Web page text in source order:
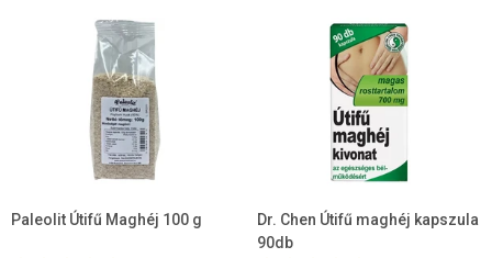
Paleolit Útifű Maghéj 100 g
Dr. Chen Útifű maghéj kapszula
90db